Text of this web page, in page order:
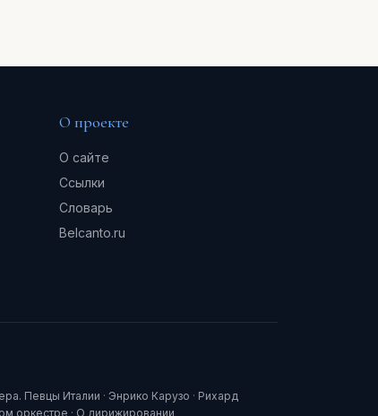
О проекте
О сайте
Ссылки
Словарь
Belcanto.ru
Певцы Италии · Энрико Карузо · Рихард
оркестре · О дирижировании